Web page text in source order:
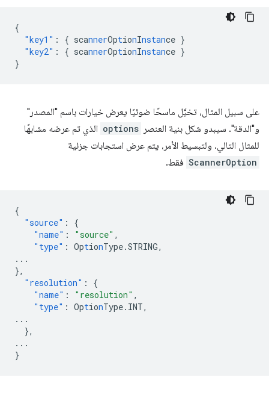
{
"key1" : { scannerOptionInstance }
"key2" : { scannerOptionInstance }
}
على سبيل المثال، تخيَّل ماسحًا ضوئيًا يعرض خيارات باسم "المصدر"
و"الدقة". سيبدو شكل بنية العنصر options الذي تم عرضه مشابهًا
للمثال التالي. ولتبسيط الأمر، يتم عرض استجابات جزئية
ScannerOption فقط.
{
"source" :
{
"name" : "source" ,
"type" : OptionType.STRING,
...
},
"resolution" :
{
"name" : "resolution" ,
"type" : OptionType.INT,
...
},
...
}